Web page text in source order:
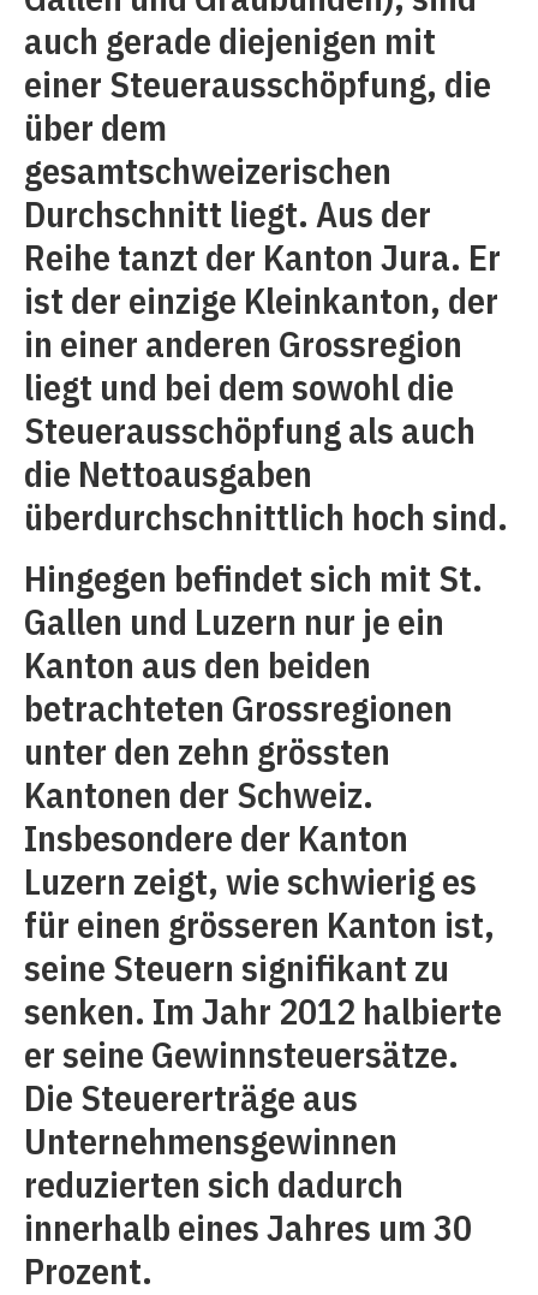
auch gerade diejenigen mit
einer Steuerausschöpfung, die
über dem
gesamtschweizerischen
Durchschnitt liegt. Aus der
Reihe tanzt der Kanton Jura. Er
ist der einzige Kleinkanton, der
in einer anderen Grossregion
liegt und bei dem sowohl die
Steuerausschöpfung als auch
die Nettoausgaben
überdurchschnittlich hoch sind.
Hingegen befindet sich mit St.
Gallen und Luzern nur je ein
Kanton aus den beiden
betrachteten Grossregionen
unter den zehn grössten
Kantonen der Schweiz.
Insbesondere der Kanton
Luzern zeigt, wie schwierig es
für einen grösseren Kanton ist,
seine Steuern signifikant zu
senken. Im Jahr 2012 halbierte
er seine Gewinnsteuersätze.
Die Steuererträge aus
Unternehmensgewinnen
reduzierten sich dadurch
innerhalb eines Jahres um 30
Prozent.